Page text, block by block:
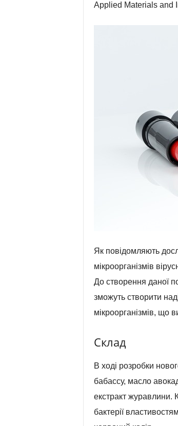
Applied Materials and
Як повідомляють
мікроорганізмів
До створення даної
зможуть створити
мікроорганізмів, що
Склад
В ході розробки
бабассу, масло
екстракт журавлини.
бактерії